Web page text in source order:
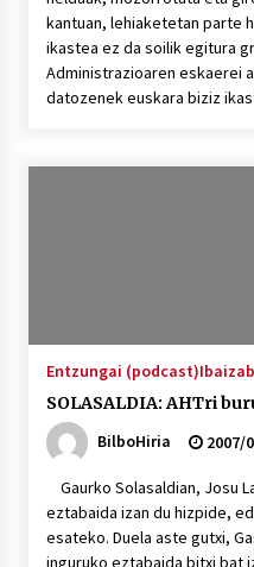
kantuan, lehiaketetan parte
ikastea ez da soilik egitura
Administrazioaren eskaerei
datozenek euskara biziz
Entzungai (podcast)
SOLASALDIA: AHTri
BilboHiria
2007/
Gaurko Solasaldian, Josu
eztabaida izan du hizpide,
esateko. Duela aste gutxi,
inguruko eztabaida bitxi bat